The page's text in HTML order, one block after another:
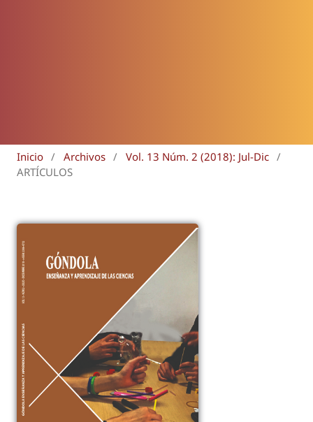
Inicio / Archivos / Vol. 13 Núm. 2 (2018): Jul-Dic /
ARTÍCULOS